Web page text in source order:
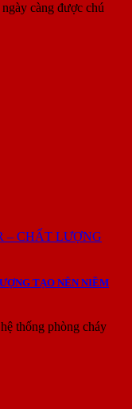
càng được chú
TẠO NÊN NIỀM
thống phòng cháy